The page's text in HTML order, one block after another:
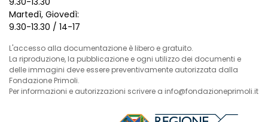
Martedì, Giovedì:
9.30-13.30 / 14-17
L'accesso alla documentazione è libero e gratuito.
La riproduzione, la pubblicazione e ogni utilizzo dei documenti e
delle immagini deve essere preventivamente autorizzata dalla
Fondazione Primoli.
Per informazioni e autorizzazioni scrivere a info@fondazioneprimoli.it